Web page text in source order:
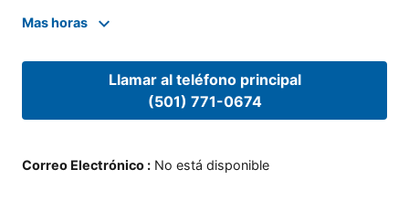
Mas horas
Llamar al teléfono principal
(501) 771-0674
Correo Electrónico : No está disponible